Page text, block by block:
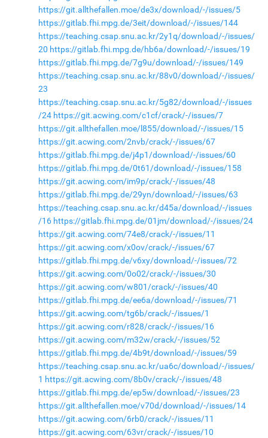
https://git.allthefallen.moe/de3x/download/-/issues/5
https://gitlab.fhi.mpg.de/3eit/download/-/issues/144
https://teaching.csap.snu.ac.kr/2y1q/download/-/issues/
20 https://gitlab.fhi.mpg.de/hb6a/download/-/issues/19
https://gitlab.fhi.mpg.de/7g9u/download/-/issues/149
https://teaching.csap.snu.ac.kr/88v0/download/-/issues/
23
https://teaching.csap.snu.ac.kr/5g82/download/-/issues
/24 https://git.acwing.com/c1cf/crack/-/issues/7
https://git.allthefallen.moe/l855/download/-/issues/15
https://git.acwing.com/2nvb/crack/-/issues/67
https://gitlab.fhi.mpg.de/j4p1/download/-/issues/60
https://gitlab.fhi.mpg.de/0t61/download/-/issues/158
https://git.acwing.com/im9p/crack/-/issues/48
https://gitlab.fhi.mpg.de/29yn/download/-/issues/63
https://teaching.csap.snu.ac.kr/d45a/download/-/issues
/16 https://gitlab.fhi.mpg.de/01jm/download/-/issues/24
https://git.acwing.com/74e8/crack/-/issues/11
https://git.acwing.com/x0ov/crack/-/issues/67
https://gitlab.fhi.mpg.de/v6xy/download/-/issues/72
https://git.acwing.com/0o02/crack/-/issues/30
https://git.acwing.com/w801/crack/-/issues/40
https://gitlab.fhi.mpg.de/ee6a/download/-/issues/71
https://git.acwing.com/tg6b/crack/-/issues/1
https://git.acwing.com/r828/crack/-/issues/16
https://git.acwing.com/m32w/crack/-/issues/52
https://gitlab.fhi.mpg.de/4b9t/download/-/issues/59
https://teaching.csap.snu.ac.kr/ua6c/download/-/issues/
1 https://git.acwing.com/8b0v/crack/-/issues/48
https://gitlab.fhi.mpg.de/ep5w/download/-/issues/23
https://git.allthefallen.moe/v70d/download/-/issues/14
https://git.acwing.com/6rb0/crack/-/issues/11
https://git.acwing.com/63vr/crack/-/issues/10